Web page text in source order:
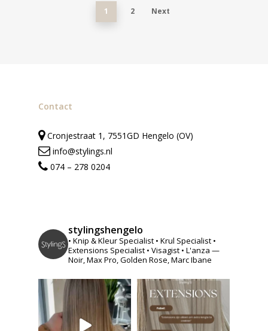
1 2 Next
Contact
Cronjestraat 1, 7551GD Hengelo (OV)
info@stylings.nl
074 – 278 0204
stylingshengelo
• Knip & Kleur Specialist • Krul Specialist •
Extensions Specialist • Visagist • L'anza —
Noir, Max Pro, Golden Rose, Marc Ibane